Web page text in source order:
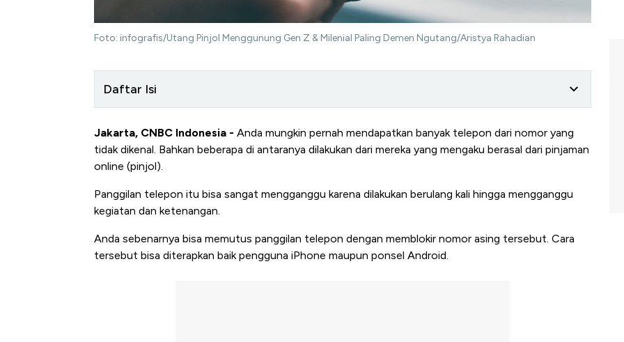
Foto: infografis/Utang Pinjol Menggunung Gen Z & Milenial Paling Demen Ngutang/Aristya Rahadian
Daftar Isi
Jakarta, CNBC Indonesia - Anda mungkin pernah mendapatkan banyak telepon dari nomor yang
tidak dikenal. Bahkan beberapa di antaranya dilakukan dari mereka yang mengaku berasal dari pinjaman
online (pinjol).
Panggilan telepon itu bisa sangat mengganggu karena dilakukan berulang kali hingga mengganggu
kegiatan dan ketenangan.
Anda sebenarnya bisa memutus panggilan telepon dengan memblokir nomor asing tersebut. Cara
tersebut bisa diterapkan baik pengguna iPhone maupun ponsel Android.